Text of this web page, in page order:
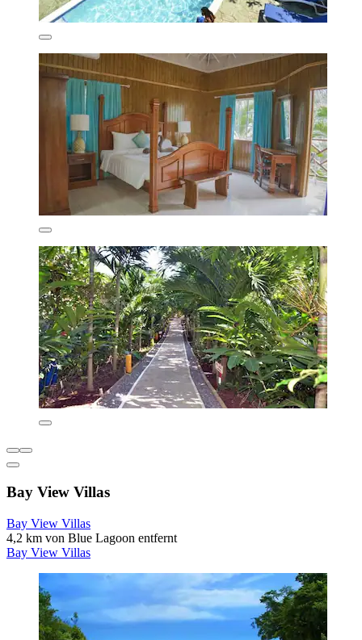
Bay View Villas
Bay View Villas
4,2 km von Blue Lagoon entfernt
Bay View Villas